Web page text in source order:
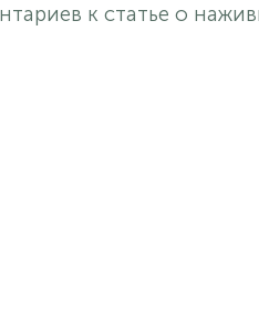
к статье о